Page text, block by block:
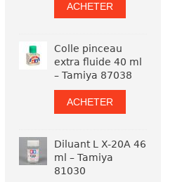
ACHETER
Colle pinceau
extra fluide 40 ml
– Tamiya 87038
ACHETER
Diluant L X-20A 46
ml – Tamiya
81030